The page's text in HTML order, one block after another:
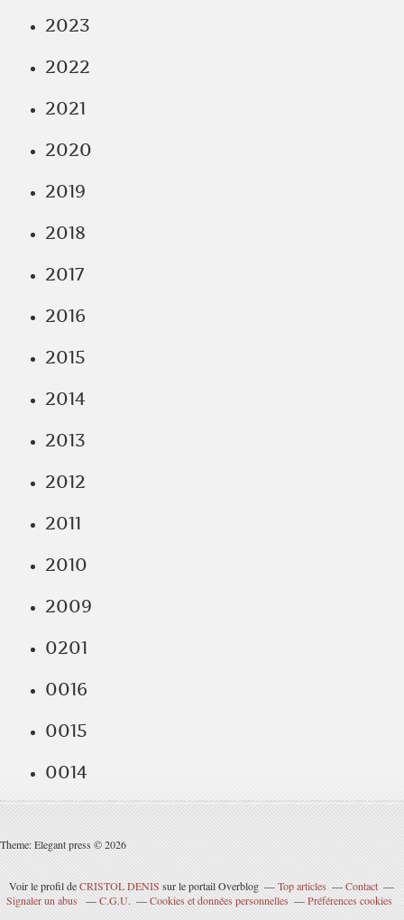
2023
2022
2021
2020
2019
2018
2017
2016
2015
2014
2013
2012
2011
2010
2009
0201
0016
0015
0014
Theme: Elegant press © 2026
Voir le profil deCRISTOL DENIS sur le portail Overblog Top articles
Contact
Signaler un abus
C.G.U. Cookies et données personnelles Préférences cookies